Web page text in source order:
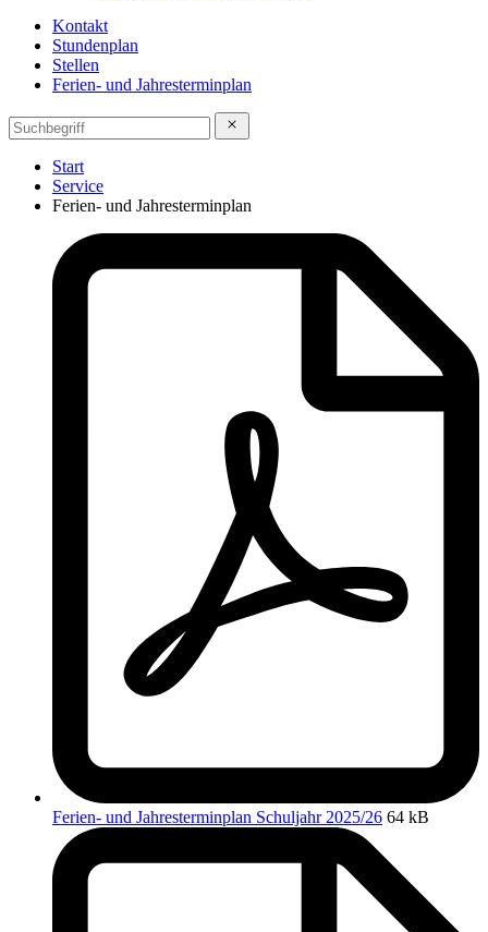
Kontakt
Stundenplan
Stellen
Ferien- und Jahresterminplan
Start
Service
Ferien- und Jahresterminplan
Ferien- und Jahresterminplan Schuljahr 2025/26 64 kB